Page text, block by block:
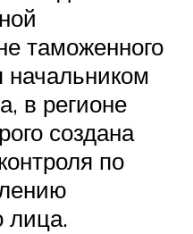
таможенного
начальником
в регионе
создана
по
лица.